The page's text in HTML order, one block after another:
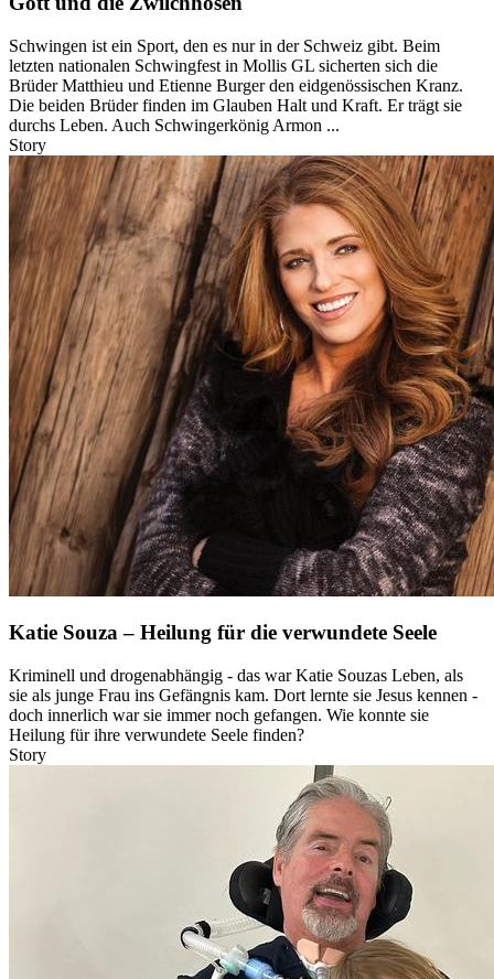
Schwingen ist ein Sport, den es nur in der Schweiz gibt. Beim
letzten nationalen Schwingfest in Mollis GL sicherten sich die
Brüder Matthieu und Etienne Burger den eidgenössischen Kranz.
Die beiden Brüder finden im Glauben Halt und Kraft. Er trägt sie
durchs Leben. Auch Schwingerkönig Armon ...
Story
Katie Souza – Heilung für die verwundete Seele
Kriminell und drogenabhängig - das war Katie Souzas Leben, als
sie als junge Frau ins Gefängnis kam. Dort lernte sie Jesus kennen -
doch innerlich war sie immer noch gefangen. Wie konnte sie
Heilung für ihre verwundete Seele finden?
Story